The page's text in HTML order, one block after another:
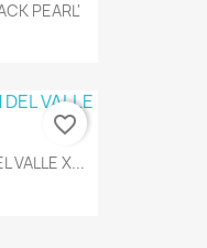
PEARL'
VALLE X...
favorite_border